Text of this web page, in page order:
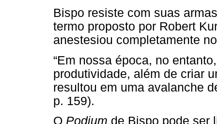
Bispo resiste com suas
termo proposto por Robert
anestesiou completamente
“Em nossa época, no
produtividade, além de criar
resultou em uma avalanche
p. 159).
O Podium de Bispo pode ser